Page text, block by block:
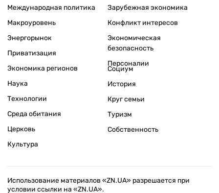
Международная политика
Макроуровень
Энергорынок
Приватизация
Экономика регионов
Зарубежная экономика
Конфликт интересов
Экономическая
безопасность
Персоналии
Наука
Технологии
Среда обитания
Церковь
Культура
Социум
История
Круг семьи
Туризм
Собственность
Использование материалов «ZN.UA» разрешается при
условии ссылки на «ZN.UA».